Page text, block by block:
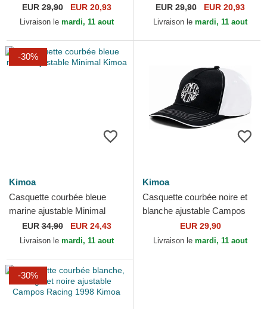
EUR29,90 EUR 20,93
Livraison le mardi, 11 aout
Kimoa
EUR 29,90 EUR 20,93
Livraison le mardi, 11 aout
-30%
Kimoa
Casquette courbée bleue
marine ajustable Minimal
Kimoa
EUR34,90 EUR 24,43
Livraison le mardi, 11 aout
Kimoa
Casquette courbée noire et
blanche ajustable Campos
Racing 1998 Kimoa
EUR 29,90
Livraison le mardi, 11 aout
-30%